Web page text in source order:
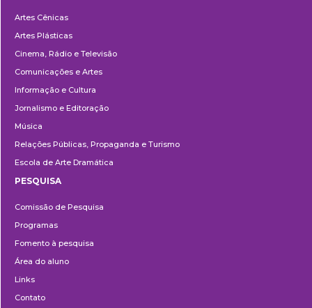
Artes Cênicas
Artes Plásticas
Cinema, Rádio e Televisão
Comunicações e Artes
Informação e Cultura
Jornalismo e Editoração
Música
Relações Públicas, Propaganda e Turismo
Escola de Arte Dramática
PESQUISA
Comissão de Pesquisa
Programas
Fomento à pesquisa
Área do aluno
Links
Contato